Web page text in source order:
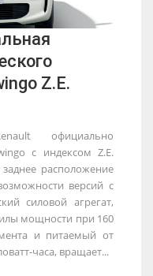
Z.E.
официально
с индексом Z.E.
расположение
версий с
силовой агрегат,
мощности при 160
и питаемый от
часа, вращает...